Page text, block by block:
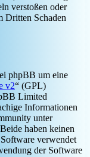
verstoßen oder
Dritten Schaden
phpBB um eine
v2“ (GPL)
Limited
Informationen
unter
haben keinen
verwendet
der Software